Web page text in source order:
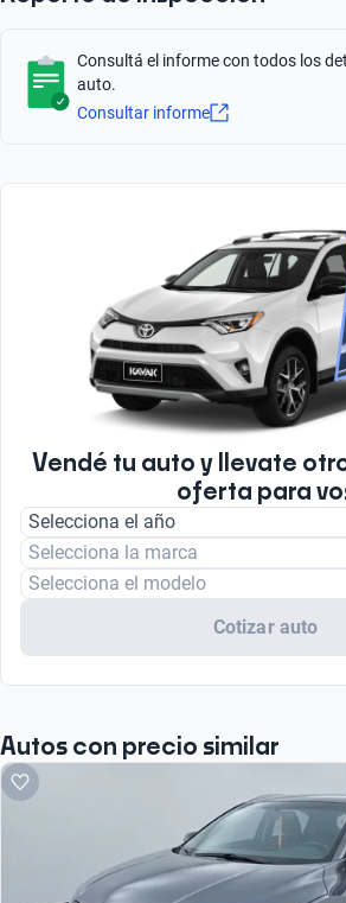
Cilindros
3085
Combustión
Tipo de motor
Tipo de Combustible
Turbo
Turbo
Tipo de Rin
Tipo de Carrocería
Bolsas de Aire Frontales
Sí
Número total de Airbags
Bluetooth
Consultá el informe con todos los
auto.
Consultar informe
Vendé tu auto y llevate
oferta para
Selecciona el año
Selecciona la marca
Selecciona el modelo
Cotizar auto
Autos con precio similar